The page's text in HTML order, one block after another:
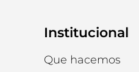
Institucional
Que hacemos